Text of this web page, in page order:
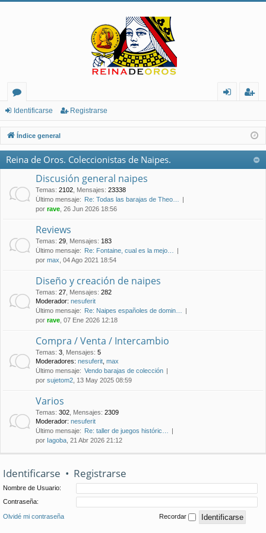
or
os
nt
ifi
ist
ra
Identificarse Registrarse
Índice general
Reina de Oros. Coleccionistas de Naipes.
Discusión general naipes
Temas: 2102 Mensajes: 23338
Último mensaje: Re: Todas las barajas de Theo…
por rave , 26 Jun 2026 18:56
Reviews
Temas: 29 Mensajes: 183
Último mensaje: Re: Fontaine, cual es la mejo…
por max , 04 Ago 2021 18:54
Diseño y creación de naipes
Temas: 27 Mensajes: 282
Moderador: nesuferit
Último mensaje: Re: Naipes españoles de domin…
por rave , 07 Ene 2026 12:18
Compra / Venta / Intercambio
Temas: 3 Mensajes: 5
Moderadores: nesuferit max
Último mensaje: Vendo barajas de colección
por sujetom2 , 13 May 2025 08:59
Varios
Temas: 302 Mensajes: 2309
Moderador: nesuferit
Último mensaje: Re: taller de juegos históric…
por Iagoba , 21 Abr 2026 21:12
Identificarse • Registrarse
Nombre de Usuario:
Contraseña:
Olvidé mi contraseña Recordar